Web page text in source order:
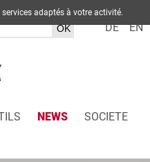
DE EN
NEWS SOCIETE
et services adaptés à votre activité.